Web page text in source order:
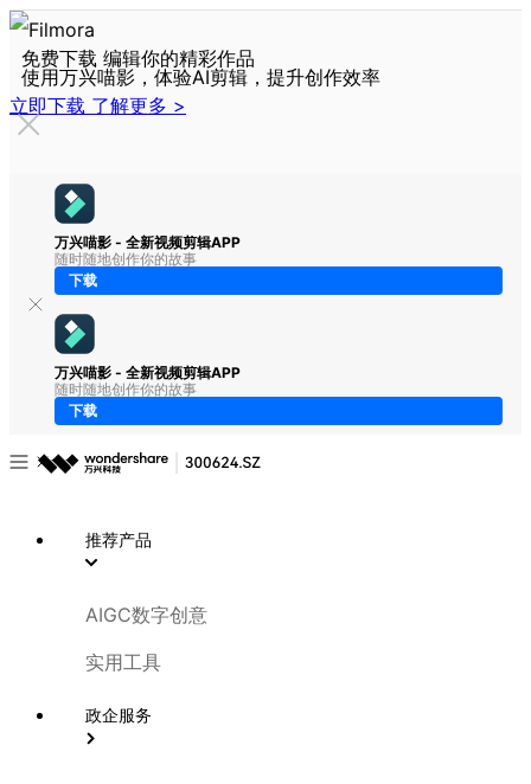
免费下载 编辑你的精彩作品
使用万兴喵影，体验AI剪辑，提升创作效率
立即下载 了解更多 >
万兴喵影 - 全新视频剪辑APP
随时随地创作你的故事
下载
万兴喵影 - 全新视频剪辑APP
随时随地创作你的故事
下载
推荐产品
AIGC数字创意
实用工具
政企服务